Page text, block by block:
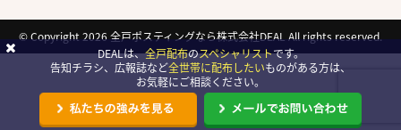
© Copyright 2026全戸ポスティングなら株式会社DEALAll rights reserved.
DEALは、全戸配布のスペシャリストです。
告知チラシ、広報誌など全世帯に配布したいものがある方は、
お気軽にご相談ください。